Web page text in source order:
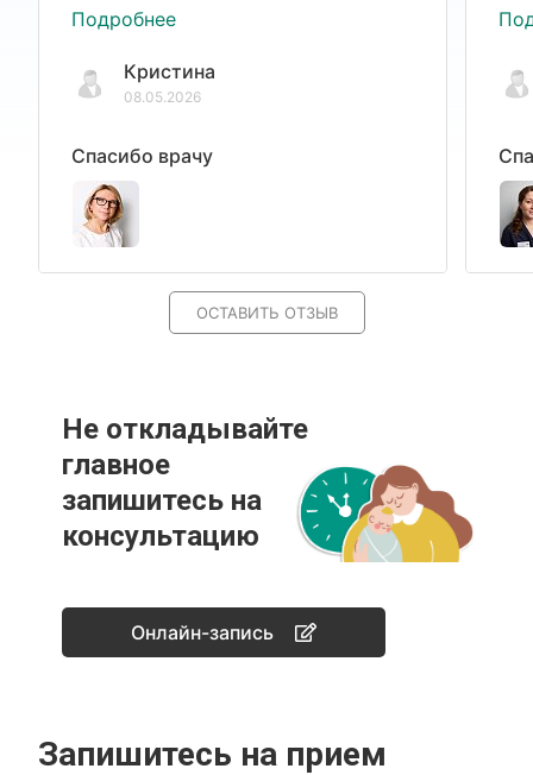
Подробнее
Кристина
08.05.2026
Спасибо врачу
ОСТАВИТЬ ОТЗЫВ
Не откладывайте
главное
запишитесь на
консультацию
Онлайн-запись
Запишитесь на прием